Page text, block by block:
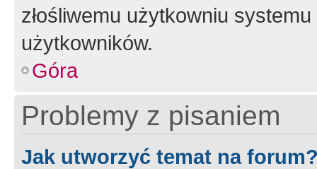
złośliwemu użytkowniu
użytkowników.
Góra
Problemy z pisaniem
Jak utworzyć temat na